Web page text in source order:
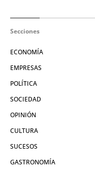
Secciones
ECONOMÍA
EMPRESAS
POLÍTICA
SOCIEDAD
OPINIÓN
CULTURA
SUCESOS
GASTRONOMÍA